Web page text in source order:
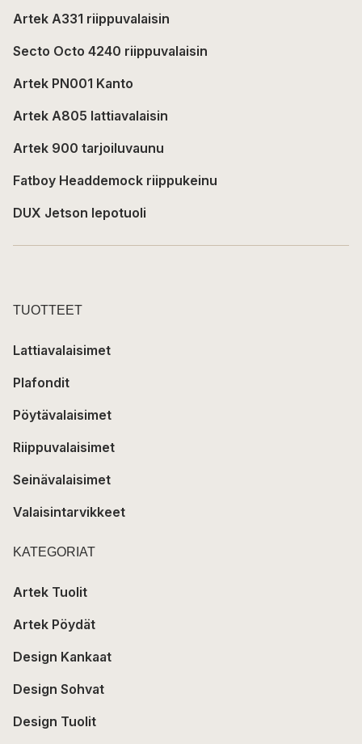
Artek A331 riippuvalaisin
Secto Octo 4240 riippuvalaisin
Artek PN001 Kanto
Artek A805 lattiavalaisin
Artek 900 tarjoiluvaunu
Fatboy Headdemock riippukeinu
DUX Jetson lepotuoli
TUOTTEET
Lattiavalaisimet
Plafondit
Pöytävalaisimet
Riippuvalaisimet
Seinävalaisimet
Valaisintarvikkeet
KATEGORIAT
Artek Tuolit
Artek Pöydät
Design Kankaat
Design Sohvat
Design Tuolit